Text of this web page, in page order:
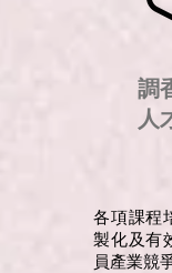
調
人
各項課程
製化及有
員產業競